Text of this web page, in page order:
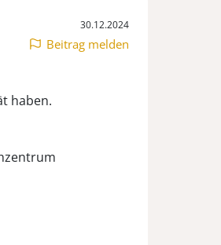
30.12.2024
Beitrag melden
haben.